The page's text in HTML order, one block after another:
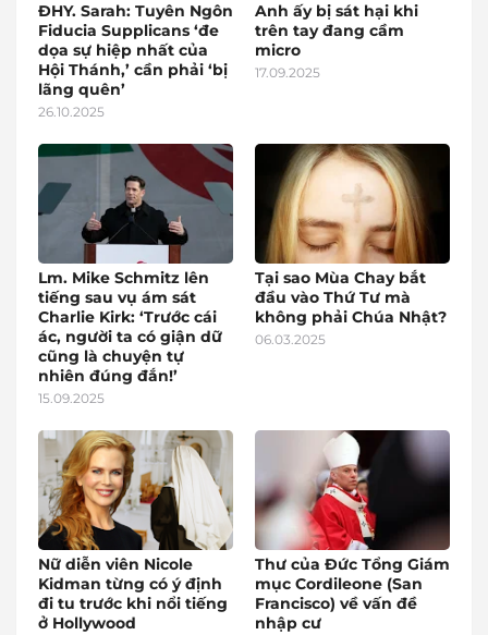
ĐHY. Sarah: Tuyên Ngôn
Fiducia Supplicans ‘đe
dọa sự hiệp nhất của
Hội Thánh,’ cần phải ‘bị
lãng quên’
26.10.2025
Anh ấy bị sát hại khi
trên tay đang cầm
micro
17.09.2025
Lm. Mike Schmitz lên
tiếng sau vụ ám sát
Charlie Kirk: ‘Trước cái
ác, người ta có giận dữ
cũng là chuyện tự
nhiên đúng đắn!’
15.09.2025
Tại sao Mùa Chay bắt
đầu vào Thứ Tư mà
không phải Chúa Nhật?
06.03.2025
Nữ diễn viên Nicole
Kidman từng có ý định
đi tu trước khi nổi tiếng
ở Hollywood
Thư của Đức Tổng Giám
mục Cordileone (San
Francisco) về vấn đề
nhập cư